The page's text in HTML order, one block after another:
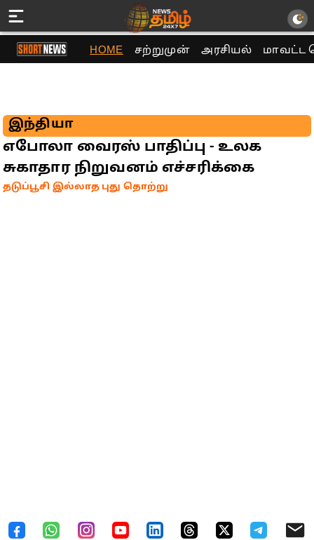
HOME சற்றுமுன் அரசியல் மாவட்ட
இந்தியா
எபோலா வைரஸ் பாதிப்பு - உலக
சுகாதார நிறுவனம் எச்சரிக்கை
தடுப்பூசி இல்லாத புது தொற்று